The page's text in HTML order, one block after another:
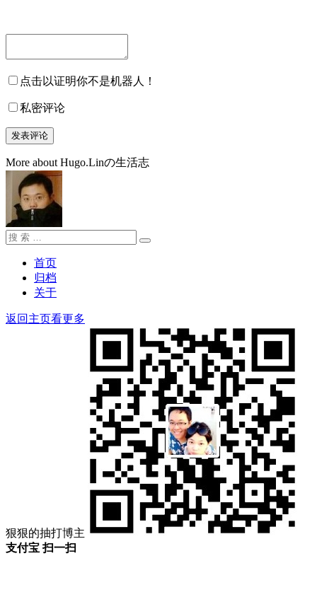
点击以证明你不是机器人！
私密评论
More about Hugo.Linの生活志
搜
搜
首页
归档
关于
返回主页看更多
狠狠的抽打博主
支付宝 扫一扫